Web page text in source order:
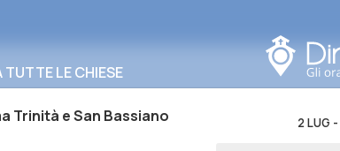
LE CHIESE
Trinità e San Bassiano
2 LUG -